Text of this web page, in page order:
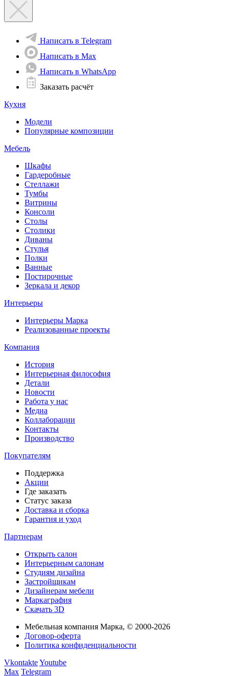
Написать в Telegram
Написать в Max
Написать в WhatsApp
Заказать расчёт
Кухня
Модели
Популярные композиции
Мебель
Шкафы
Гардеробные
Стеллажи
Тумбы
Витрины
Консоли
Столы
Столики
Диваны
Стулья
Полки
Ванные
Постирочные
Зеркала и декор
Интерьеры
Интерьеры Марка
Реализованные проекты
Компания
История
Интерьерная философия
Детали
Новости
Работа у нас
Медиа
Коллаборации
Контакты
Производство
Покупателям
Поддержка
Акции
Где заказать
Статус заказа
Доставка и сборка
Гарантия и уход
Партнерам
Открыть салон
Интерьерным салонам
Студиям дизайна
Застройщикам
Дизайнерам мебели
Маркаграфия
Скачать 3D
Мебельная компания Марка, © 2000-2026
Договор-оферта
Политика конфиденциальности
VkontakteYoutube
Max Telegram